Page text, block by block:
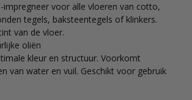
impregneer voor alle vloeren van cotto,
tegels, baksteentegels of klinkers.
van de vloer.
oliën
kleur en structuur. Voorkomt
van water en vuil. Geschikt voor gebruik